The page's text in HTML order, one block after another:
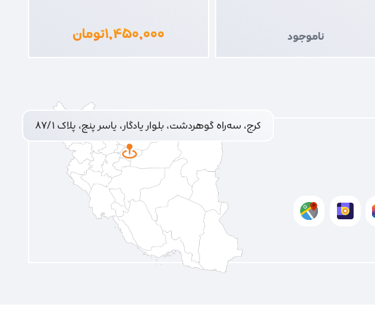
ناموجود ۱,۴۵۰,۰۰۰تومان
کرج، سه‌راه گوهردشت، بلوار یادگار، یاسر پنج، پلاک ۸۷/۱